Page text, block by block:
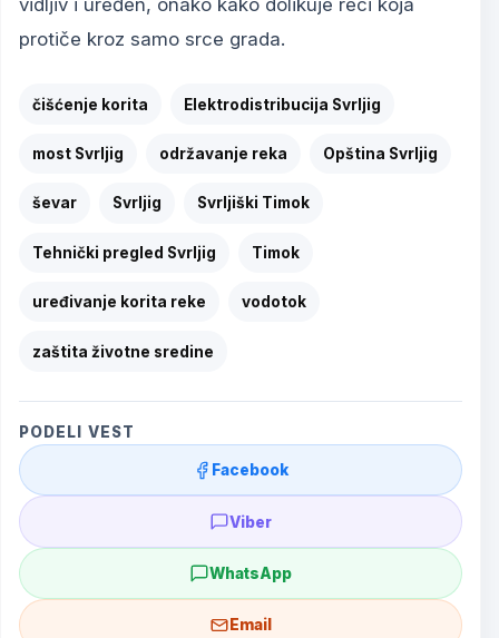
vidljiv i uređen, onako kako dolikuje reci koja
protiče kroz samo srce grada.
čišćenje korita Elektrodistribucija Svrljig
most Svrljig održavanje reka Opština Svrljig
ševar Svrljig Svrljiški Timok
Tehnički pregled Svrljig Timok
uređivanje korita reke vodotok
zaštita životne sredine
PODELI VEST
Facebook
Viber
WhatsApp
Email